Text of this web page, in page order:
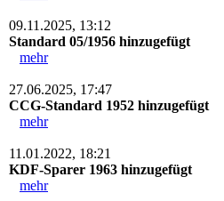
09.11.2025, 13:12
Standard 05/1956 hinzugefügt
mehr
27.06.2025, 17:47
CCG-Standard 1952 hinzugefügt
mehr
11.01.2022, 18:21
KDF-Sparer 1963 hinzugefügt
mehr